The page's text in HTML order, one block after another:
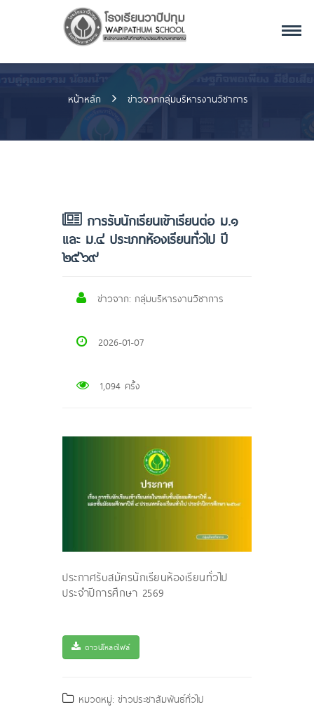
หน้าหลัก ข่าวจากกลุ่มบริหารงานวิชาการ
การรับนักเรียนเข้าเรียนต่อ ม.๑
และ ม.๔ ประเภทห้องเรียนทั่วไป ปี
๒๕๖๙
ข่าวจาก: กลุ่มบริหารงานวิชาการ
2026-01-07
1,094 ครั้ง
ประกาศรับสมัครนักเรียนห้องเรียนทั่วไป
ประจำปีการศึกษา 2569
ดาวน์โหลดไฟล์
หมวดหมู่: ข่าวประชาสัมพันธ์ทั่วไป